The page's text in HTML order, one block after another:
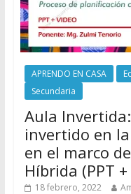
APRENDO EN CASA
Secundaria
Aula
invertido en
en el marco
Híbrida (PPT +
18 febrero, 2022